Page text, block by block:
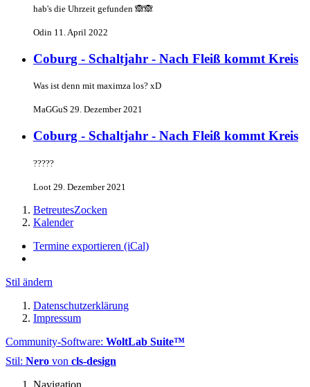
hab's die Uhrzeit gefunden 🙈🙈
Odin 11. April 2022
Coburg - Schaltjahr - Nach Fleiß kommt Kreis
Was ist denn mit maximza los? xD
MaGGuS 29. Dezember 2021
Coburg - Schaltjahr - Nach Fleiß kommt Kreis
?????
Loot 29. Dezember 2021
BetreutesZocken
Kalender
Termine exportieren (iCal)
Stil ändern
Datenschutzerklärung
Impressum
Community-Software: WoltLab Suite™
Stil: Nero von cls-design
Navigation